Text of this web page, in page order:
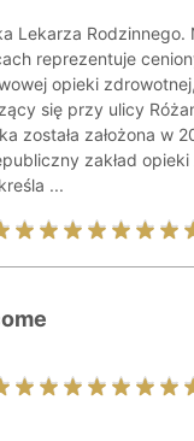
Lekarza Rodzinnego.
reprezentuje
opieki zdrowotnej,
się przy ulicy
została założona w
zakład
...